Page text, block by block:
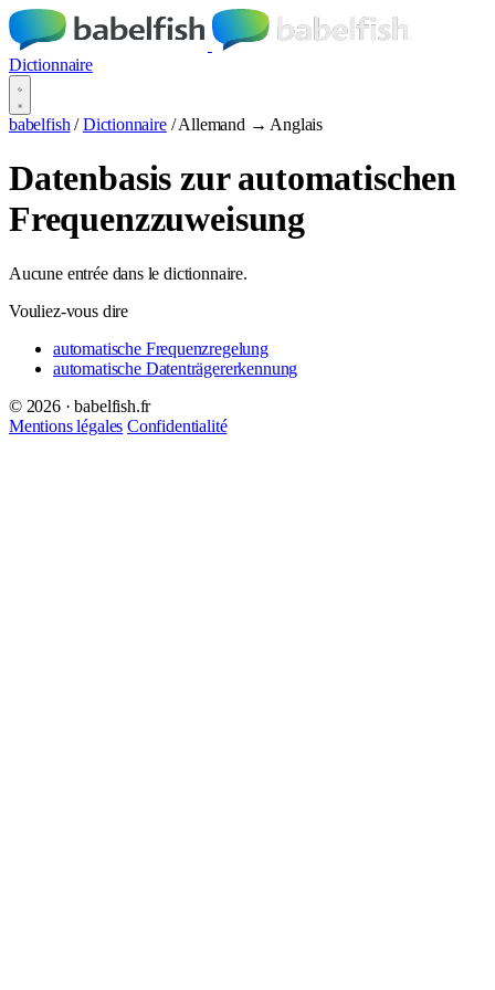
Dictionnaire
babelfish / Dictionnaire / Allemand → Anglais
Datenbasis zur automatischen
Frequenzzuweisung
Aucune entrée dans le dictionnaire.
Vouliez-vous dire
automatische Frequenzregelung
automatische Datenträgererkennung
© 2026 · babelfish.fr
Mentions légales Confidentialité